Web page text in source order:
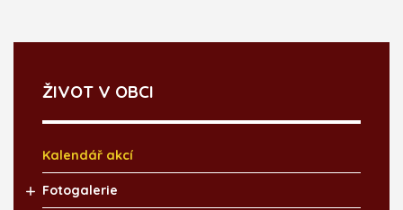
ŽIVOT V OBCI
Kalendář akcí
Fotogalerie